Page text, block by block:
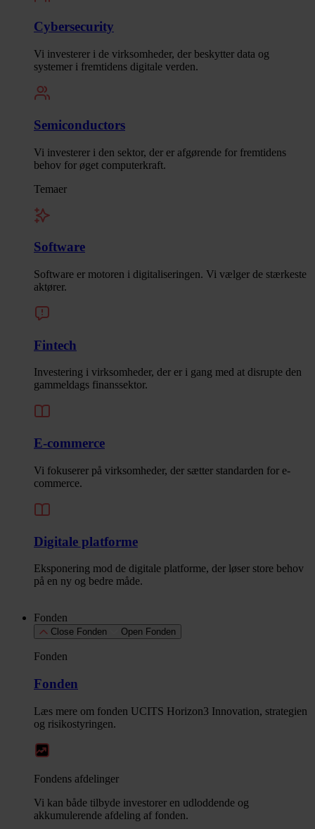
Cybersecurity
Vi investerer i de virksomheder, der beskytter data og
systemer i fremtidens digitale verden.
Semiconductors
Vi investerer i den sektor, der er afgørende for fremtidens
behov for øget computerkraft.
Temaer
Software
Software er motoren i digitaliseringen. Vi vælger de stærkeste
aktører.
Fintech
Investering i virksomheder, der er i gang med at disrupte den
gammeldags finanssektor.
E-commerce
Vi fokuserer på virksomheder, der sætter standarden for e-
commerce.
Digitale platforme
Eksponering mod de digitale platforme, der løser store behov
på en ny og bedre måde.
Fonden
Close Fonden Open Fonden
Fonden
Fonden
Læs mere om fonden UCITS Horizon3 Innovation, strategien
og risikostyringen.
Fondens afdelinger
Vi kan både tilbyde investorer en udloddende og
akkumulerende afdeling af fonden.